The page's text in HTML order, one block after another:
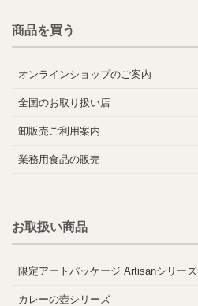
商品を買う
オンラインショップのご案内
全国のお取り扱い店
卸販売ご利用案内
業務用食品の販売
お取扱い商品
限定アートパッケージ Artisanシリーズ
カレーの壺シリーズ